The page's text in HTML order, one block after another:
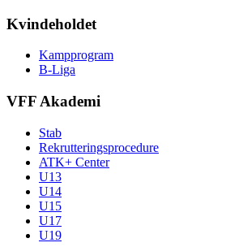
Kvindeholdet
Kampprogram
B-Liga
VFF Akademi
Stab
Rekrutteringsprocedure
ATK+ Center
U13
U14
U15
U17
U19